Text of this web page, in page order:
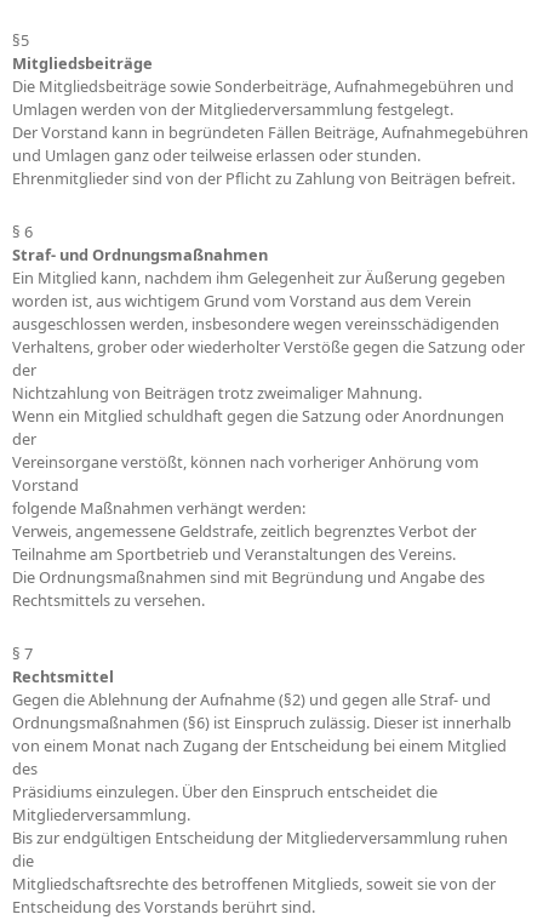
§5
Mitgliedsbeiträge
Die Mitgliedsbeiträge sowie Sonderbeiträge, Aufnahmegebühren und
Umlagen werden von der Mitgliederversammlung festgelegt.
Der Vorstand kann in begründeten Fällen Beiträge, Aufnahmegebühren
und Umlagen ganz oder teilweise erlassen oder stunden.
Ehrenmitglieder sind von der Pflicht zu Zahlung von Beiträgen befreit.
§ 6
Straf- und Ordnungsmaßnahmen
Ein Mitglied kann, nachdem ihm Gelegenheit zur Äußerung gegeben
worden ist, aus wichtigem Grund vom Vorstand aus dem Verein
ausgeschlossen werden, insbesondere wegen vereinsschädigenden
Verhaltens, grober oder wiederholter Verstöße gegen die Satzung oder
der
Nichtzahlung von Beiträgen trotz zweimaliger Mahnung.
Wenn ein Mitglied schuldhaft gegen die Satzung oder Anordnungen
der
Vereinsorgane verstößt, können nach vorheriger Anhörung vom
Vorstand
folgende Maßnahmen verhängt werden:
Verweis, angemessene Geldstrafe, zeitlich begrenztes Verbot der
Teilnahme am Sportbetrieb und Veranstaltungen des Vereins.
Die Ordnungsmaßnahmen sind mit Begründung und Angabe des
Rechtsmittels zu versehen.
§ 7
Rechtsmittel
Gegen die Ablehnung der Aufnahme (§2) und gegen alle Straf- und
Ordnungsmaßnahmen (§6) ist Einspruch zulässig. Dieser ist innerhalb
von einem Monat nach Zugang der Entscheidung bei einem Mitglied
des
Präsidiums einzulegen. Über den Einspruch entscheidet die
Mitgliederversammlung.
Bis zur endgültigen Entscheidung der Mitgliederversammlung ruhen
die
Mitgliedschaftsrechte des betroffenen Mitglieds, soweit sie von der
Entscheidung des Vorstands berührt sind.